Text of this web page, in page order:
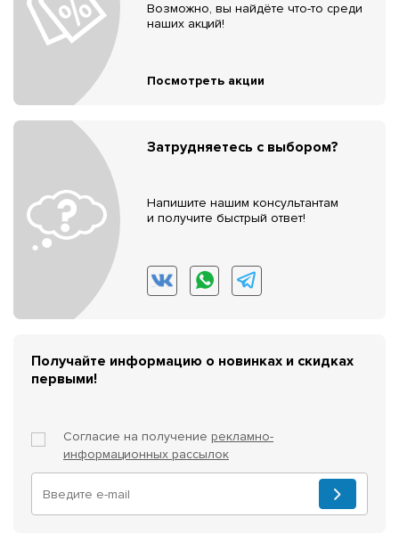
Возможно, вы найдёте что-то среди
наших акций!
Посмотреть акции
Затрудняетесь с выбором?
Напишите нашим консультантам
и получите быстрый ответ!
Получайте информацию о новинках и скидках
первыми!
Согласие на получение рекламно-
информационных рассылок